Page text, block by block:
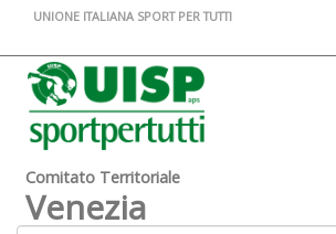
UNIONE ITALIANA SPORT PER TUTTI
Comitato Territoriale
Venezia